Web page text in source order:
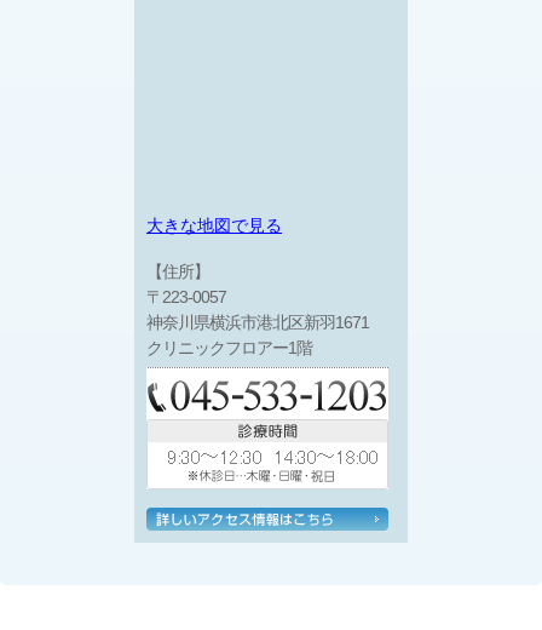
大きな地図で見る
【住所】
〒223-0057
神奈川県横浜市港北区新羽1671
クリニックフロアー1階